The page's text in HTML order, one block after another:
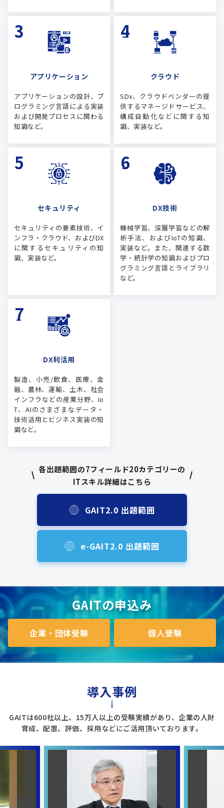
アプリケーション
アプリケーションの設計、プ
ログラミング言語による実装
および開発プロセスに関わる
知識など。
クラウド
SDx、クラウドベンダーの提
供するマネージドサービス、
構成自動化などに関する知
識、実装など。
セキュリティ
セキュリティの要素技術、イ
ンフラ・クラウド、およびDX
に関するセキュリティの知
識、実装など。
DX技術
機械学習、深層学習などの解
析手法、およびIoTの知識、
実装など。また、関連する数
学・統計学の知識およびプロ
グラミング言語とライブラリ
など。
DX利活用
製造、小売/飲食、医療、金
融、農林、運輸、土木、社会
インフラなどの産業分野、Io
T、AIのさまざまなデータ・
技術活用とビジネス実装の知
識など。
各出題範囲の7フィールド20カテゴリーの
ITスキル詳細はこちら
GAIT2.0 出題範囲
e-GAIT2.0 出題範囲
GAITの申込み
企業・団体受験 個人受験
導入事例
GAITは600社以上、15万人以上の受験実績があり、企業の人財
育成、配置、評価、採用などにご活用頂いております。